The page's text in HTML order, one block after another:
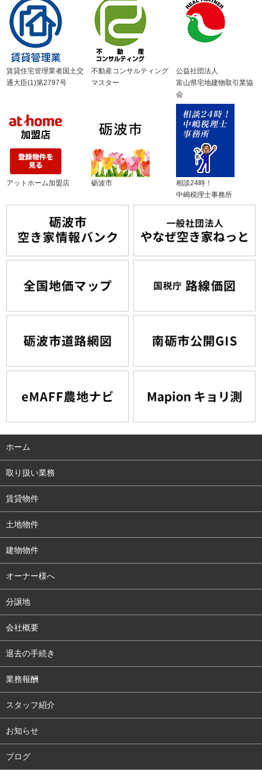
賃貸住宅管理業者国土交
通大臣(1)第2797号
不動産コンサルティング
マスター
公益社団法人
富山県宅地建物取引業協
会
アットホーム加盟店 砺波市
相談24時！
中嶋税理士事務所
ホーム
取り扱い業務
賃貸物件
土地物件
建物物件
オーナー様へ
分譲地
会社概要
退去の手続き
業務報酬
スタッフ紹介
お知らせ
ブログ